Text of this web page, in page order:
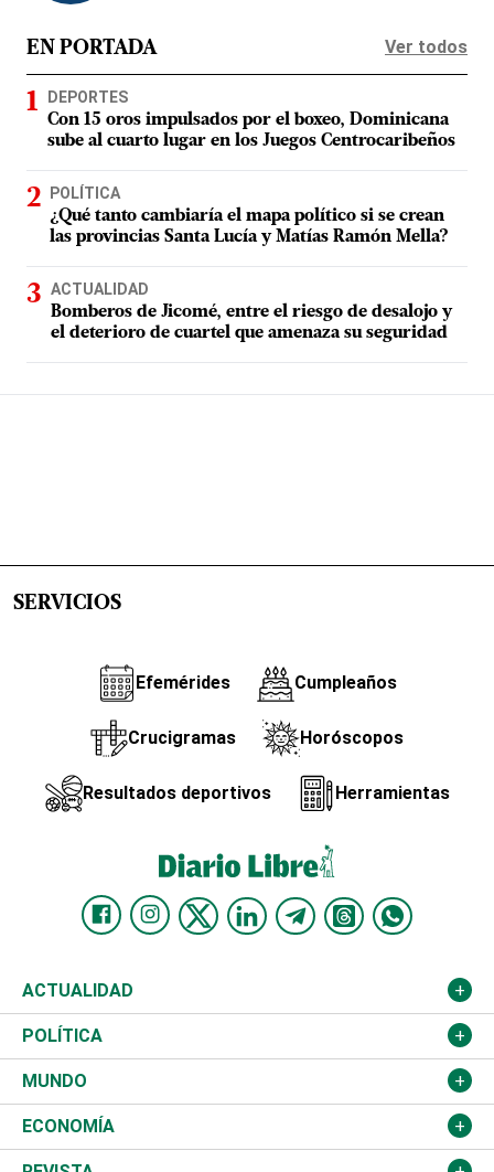
EN PORTADA Ver todos
DEPORTES
Con 15 oros impulsados por el boxeo, Dominicana
sube al cuarto lugar en los Juegos Centrocaribeños
POLÍTICA
¿Qué tanto cambiaría el mapa político si se crean
las provincias Santa Lucía y Matías Ramón Mella?
ACTUALIDAD
Bomberos de Jicomé, entre el riesgo de desalojo y
el deterioro de cuartel que amenaza su seguridad
SERVICIOS
Efemérides Cumpleaños
Crucigramas Horóscopos
Resultados deportivos Herramientas
ACTUALIDAD
Nacional
Ciudad
Educación
POLÍTICA
Partidos
JCE
MUNDO
Estados Unidos
ECONOMÍA